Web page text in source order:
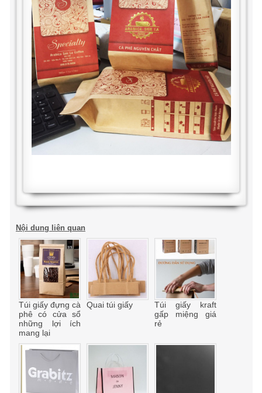
Nội dung liên quan
Túi giấy đựng cà
phê có cửa sổ
những lợi ích
mang lại
Quai túi giấy
Túi giấy kraft
gấp miệng giá
rẻ